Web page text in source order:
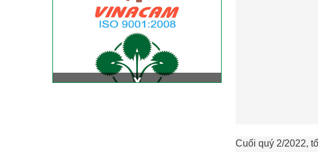
Cuối quý 2/2022,